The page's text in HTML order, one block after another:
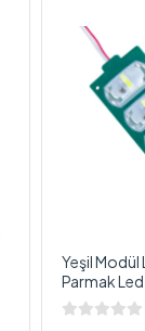
Yeşil Modül
Parmak
280LM
Led - 1 Adet